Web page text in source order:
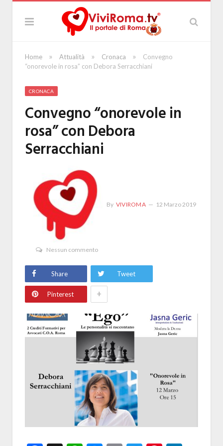
Home » Attualità » Cronaca »
Convegno
“onorevole in rosa” con Debora Serracchiani
CRONACA
Convegno “onorevole in
rosa” con Debora
Serracchiani
By VIVIROMA 12 Marzo 2019
Nessun commento
Share Tweet
Pinterest +